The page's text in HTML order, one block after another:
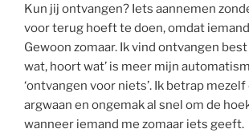
Kun jij ontvangen? Iets aannemen
voor terug hoeft te doen, omdat
Gewoon zomaar. Ik vind ontvangen best
wat, hoort wat’ is meer mijn
‘ontvangen voor niets’. Ik betrap
argwaan en ongemak al snel om de
wanneer iemand me zomaar iets geeft.